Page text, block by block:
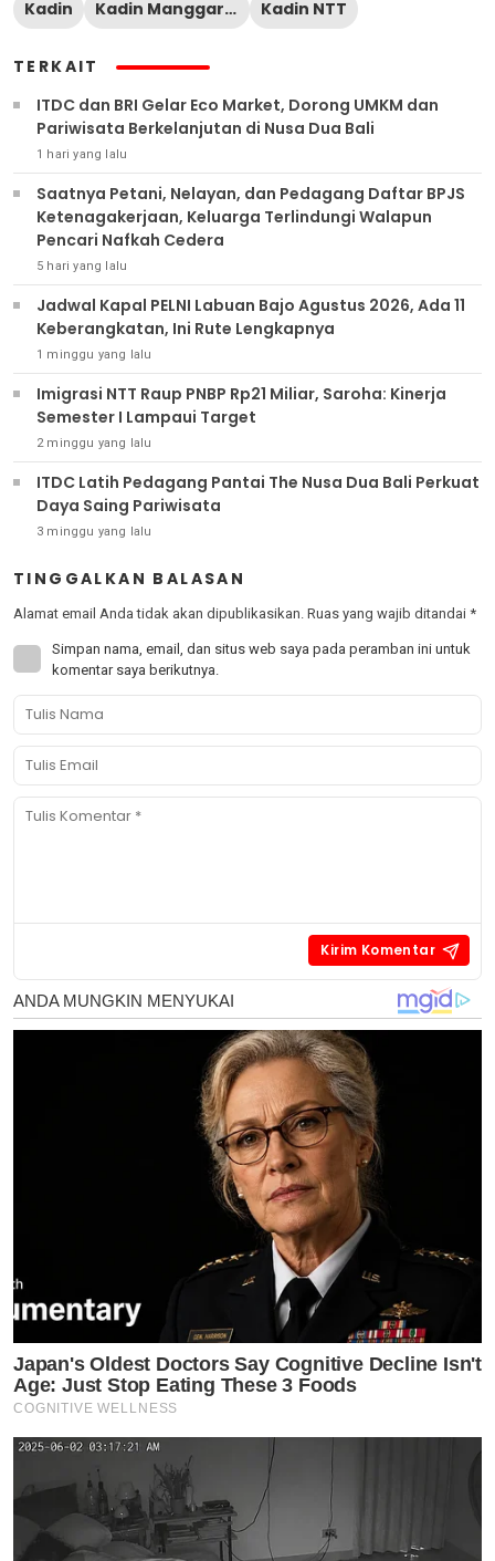
Kadin Kadin Manggarai Barat Kadin NTT
TERKAIT
ITDC dan BRI Gelar Eco Market, Dorong UMKM dan
Pariwisata Berkelanjutan di Nusa Dua Bali
1 hari yang lalu
Saatnya Petani, Nelayan, dan Pedagang Daftar BPJS
Ketenagakerjaan, Keluarga Terlindungi Walapun
Pencari Nafkah Cedera
5 hari yang lalu
Jadwal Kapal PELNI Labuan Bajo Agustus 2026, Ada 11
Keberangkatan, Ini Rute Lengkapnya
1 minggu yang lalu
Imigrasi NTT Raup PNBP Rp21 Miliar, Saroha: Kinerja
Semester I Lampaui Target
2 minggu yang lalu
ITDC Latih Pedagang Pantai The Nusa Dua Bali Perkuat
Daya Saing Pariwisata
3 minggu yang lalu
TINGGALKAN BALASAN
Alamat email Anda tidak akan dipublikasikan. Ruas yang wajib ditandai *
Simpan nama, email, dan situs web saya pada peramban ini untuk
komentar saya berikutnya.